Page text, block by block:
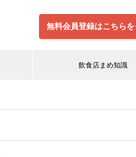
無料会員登録はこちらを
飲食店まめ知識